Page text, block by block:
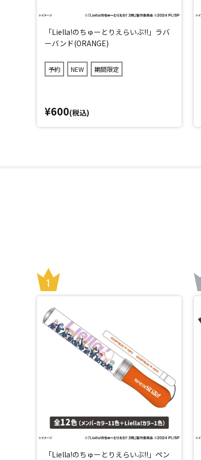
「Liella!のちゅーとりえらいぶ!!」ラバ
ーバンド(ORANGE)
予約 NEW 期間限定
¥600(税込)
「Liella!のちゅーとりえらいぶ!!」ペン